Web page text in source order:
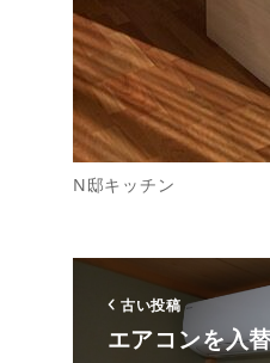
N邸キッチン
古い投稿
エアコンを入